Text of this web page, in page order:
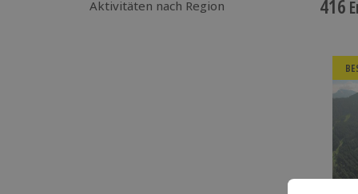
Aktivitäten nach Region
416